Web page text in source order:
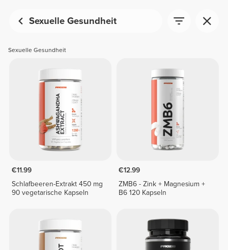
Sexuelle Gesundheit
Sexuelle Gesundheit
€11.99
Schlafbeeren-Extrakt 450 mg
90 vegetarische Kapseln
€12.99
ZMB6 - Zink + Magnesium +
B6 120 Kapseln